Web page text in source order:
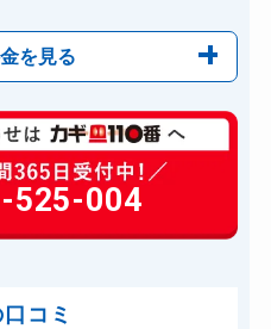
を見る
6,600円～(税込)
14,300円～(税込)
14,300円～(税込)
525-004
コミ